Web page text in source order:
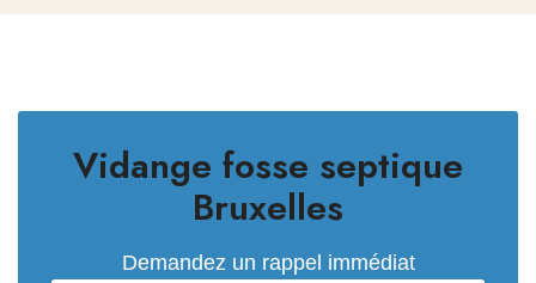
Vidange fosse septique
Bruxelles
Demandez un rappel immédiat